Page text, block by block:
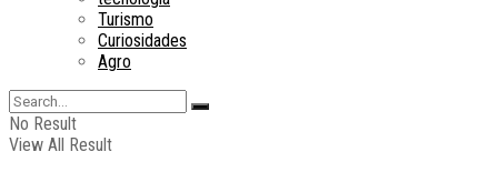
Turismo
Curiosidades
Agro
No Result
View All Result